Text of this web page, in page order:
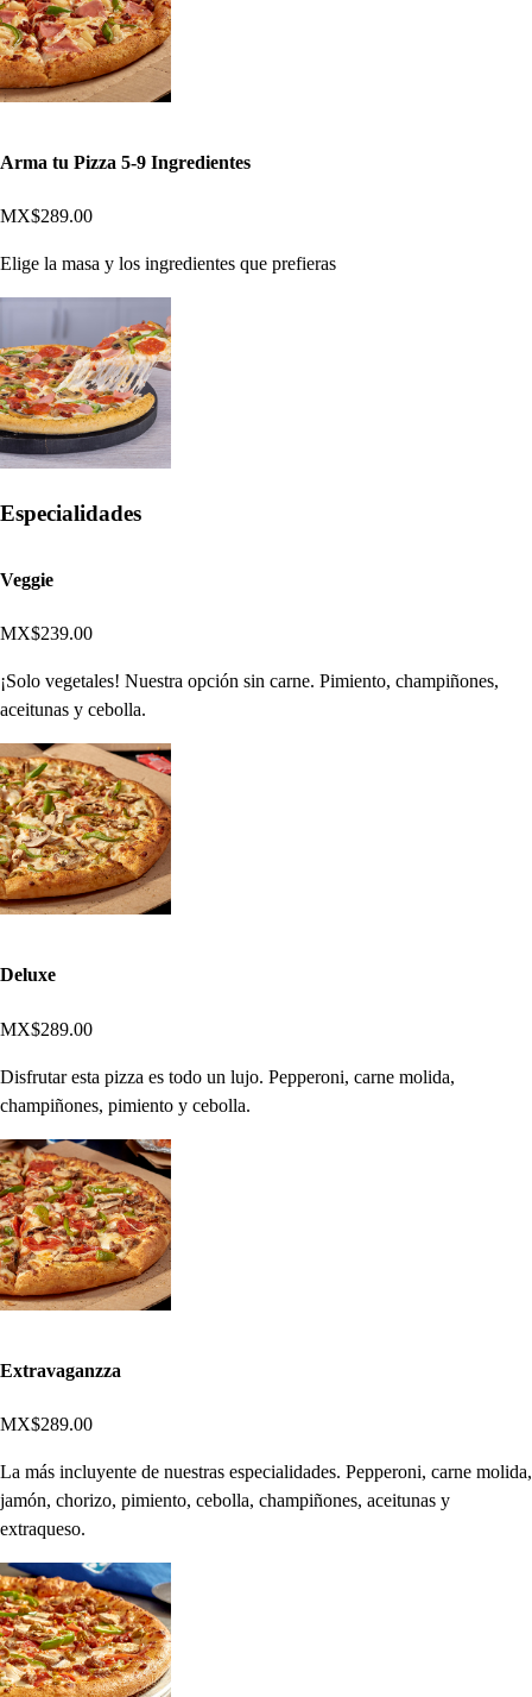
Arma tu Pizza 5-9 Ingredientes
MX$289.00
Elige la masa y los ingredientes que prefieras
Especialidades
Veggie
MX$239.00
¡Solo vegetales! Nuestra opción sin carne. Pimiento, champiñones,
aceitunas y cebolla.
Deluxe
MX$289.00
Disfrutar esta pizza es todo un lujo. Pepperoni, carne molida,
champiñones, pimiento y cebolla.
Extravaganzza
MX$289.00
La más incluyente de nuestras especialidades. Pepperoni, carne molida,
jamón, chorizo, pimiento, cebolla, champiñones, aceitunas y
extraqueso.